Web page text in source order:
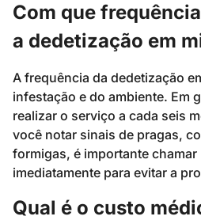
Com que
a dedetização em
A frequência da dedetização
infestação e do ambiente. Em
realizar o serviço a cada seis
você notar sinais de pragas,
formigas, é importante
imediatamente para evitar a
Qual é o custo